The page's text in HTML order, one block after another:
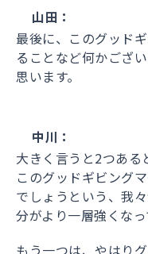
山田：
最後に、このグッド
ることなど何かござ
思います。
中川：
大きく言うと2つある
このグッドギビング
でしょうという、我
分がより一層強くな
もう一つは、やはり